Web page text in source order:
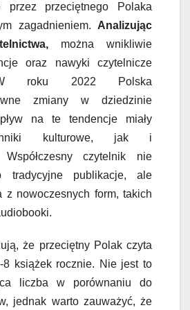
przez przeciętnego Polaka
zagadnieniem. Analizując
można wnikliwie
oraz nawyki czytelnicze
roku 2022 Polska
zmiany w dziedzinie
na te tendencje miały
kulturowe, jak i
Współczesny czytelnik nie
publikacje, ale
z nowoczesnych form, takich
że przeciętny Polak czyta
8 książek rocznie. Nie jest to
liczba w porównaniu do
jednak warto zauważyć, że